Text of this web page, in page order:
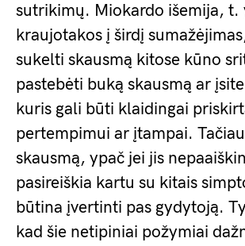
sutrikimų. Miokardo išemija, t.
kraujotakos į širdį
sukelti skausmą kitose kūno
pastebėti buką skausmą ar
kuris gali būti klaidingai
pertempimui ar įtampai.
skausmą, ypač jei jis
pasireiškia kartu su kitais
būtina įvertinti pas gydytoją.
kad šie netipiniai požymiai